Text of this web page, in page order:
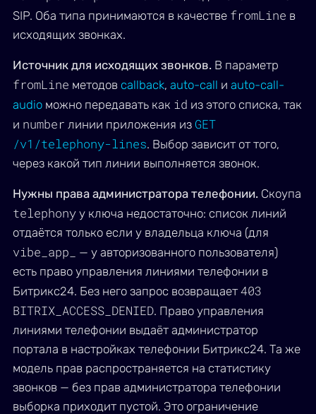
SIP. Оба типа принимаются в качестве fromLine в
исходящих звонках.
Источник для исходящих звонков. В параметр
fromLine методов callback, auto-call и auto-call-
audio можно передавать как id из этого списка, так
и number линии приложения из GET
/v1/telephony-lines. Выбор зависит от того,
через какой тип линии выполняется звонок.
Нужны права администратора телефонии. Скоупа
telephony у ключа недостаточно: список линий
отдаётся только если у владельца ключа (для
vibe_app_
— у авторизованного пользователя)
есть право управления линиями телефонии в
Битрикс24. Без него запрос возвращает403
BITRIX_ACCESS_DENIED. Право управления
линиями телефонии выдаёт администратор
портала в настройках телефонии Битрикс24. Та же
модель прав распространяется на статистику
звонков — без прав администратора телефонии
выборка приходит пустой. Это ограничение